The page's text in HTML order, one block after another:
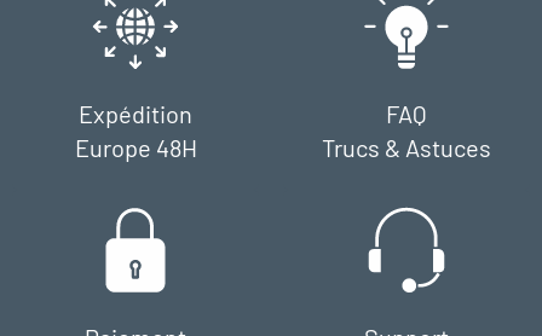
Expédition
Europe 48H
FAQ
Trucs & Astuces